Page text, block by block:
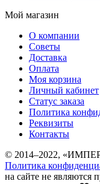
Мой магазин
О компании
Советы
Доставка
Оплата
Моя корзина
Личный кабинет
Статус заказа
Политика
Реквизиты
Контакты
© 2014–2022,
Политика
на сайте не являются